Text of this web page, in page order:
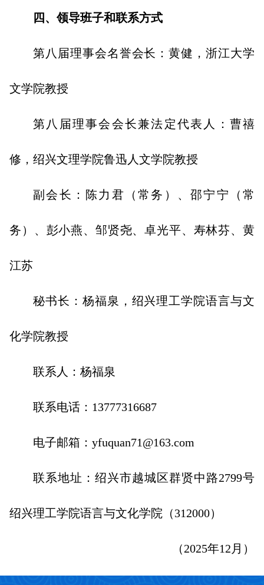
四、领导班子和联系方式
第八届理事会名誉会长：黄健，浙江大学
文学院教授
第八届理事会会长兼法定代表人：曹禧
修，绍兴文理学院鲁迅人文学院教授
副会长：陈力君（常务）、邵宁宁（常
务）、彭小燕、邹贤尧、卓光平、寿林芬、黄
江苏
秘书长：杨福泉，绍兴理工学院语言与文
化学院教授
联系人：杨福泉
联系电话：13777316687
电子邮箱：yfuquan71@163.com
联系地址：绍兴市越城区群贤中路2799号
绍兴理工学院语言与文化学院（312000）
（2025年12月）